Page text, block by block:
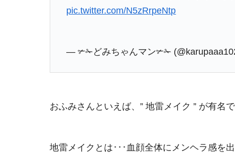
pic.twitter.com/N5zRrpeNtp
— ✃✁どみちゃんマン✃✁
おふみさんといえば、” 地雷メイク ” が有名で
地雷メイクとは･･･血顔全体にメンヘラ感を